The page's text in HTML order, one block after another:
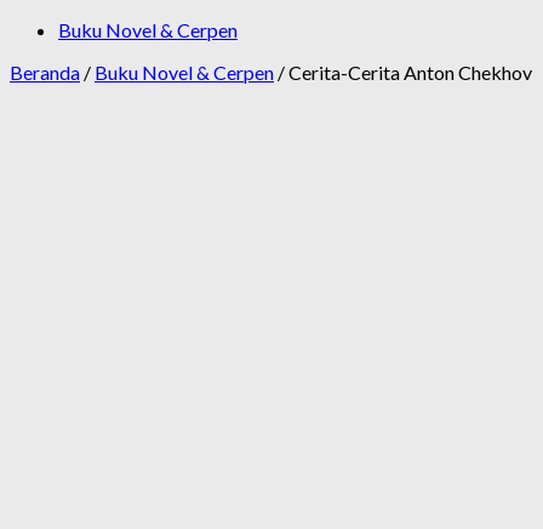
Buku Novel & Cerpen
Beranda / Buku Novel & Cerpen / Cerita-Cerita Anton Chekhov